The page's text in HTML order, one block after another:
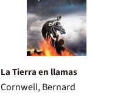
La Tierra en llamas
Cornwell, Bernard